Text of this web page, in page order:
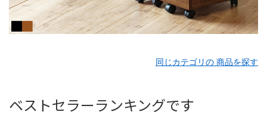
同じカテゴリの 商品を探す
ベストセラーランキングです